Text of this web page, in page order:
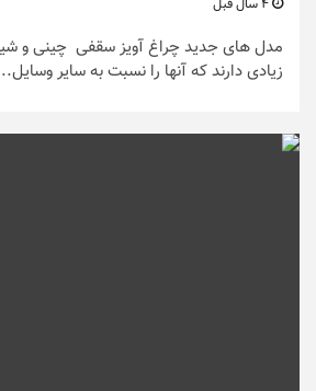
مدل های جدید چراغ آویز سقفی چینی و
زیادی دارند که آنها را نسبت به سایر